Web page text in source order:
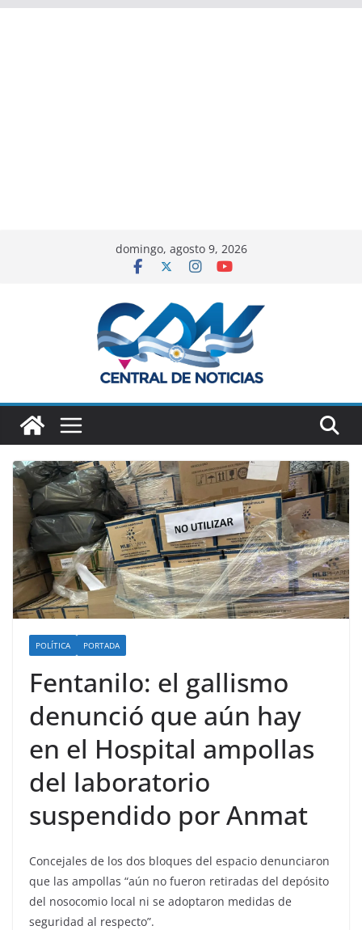
domingo, agosto 9, 2026
POLÍTICA PORTADA
Fentanilo: el gallismo
denunció que aún hay
en el Hospital ampollas
del laboratorio
suspendido por Anmat
Concejales de los dos bloques del espacio denunciaron
que las ampollas “aún no fueron retiradas del depósito
del nosocomio local ni se adoptaron medidas de
seguridad al respecto”.